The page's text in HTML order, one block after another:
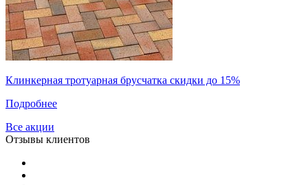
Клинкерная тротуарная брусчатка скидки до 15%
Подробнее
Все акции
Отзывы клиентов